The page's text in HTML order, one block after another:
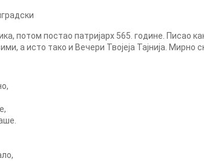
потом постао патријарх 565. године. Писао
а исто тако и Вечери Твојеја Тајнија. Мирно